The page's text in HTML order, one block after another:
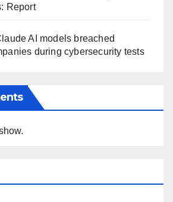
Report
AI models breached
during cybersecurity tests